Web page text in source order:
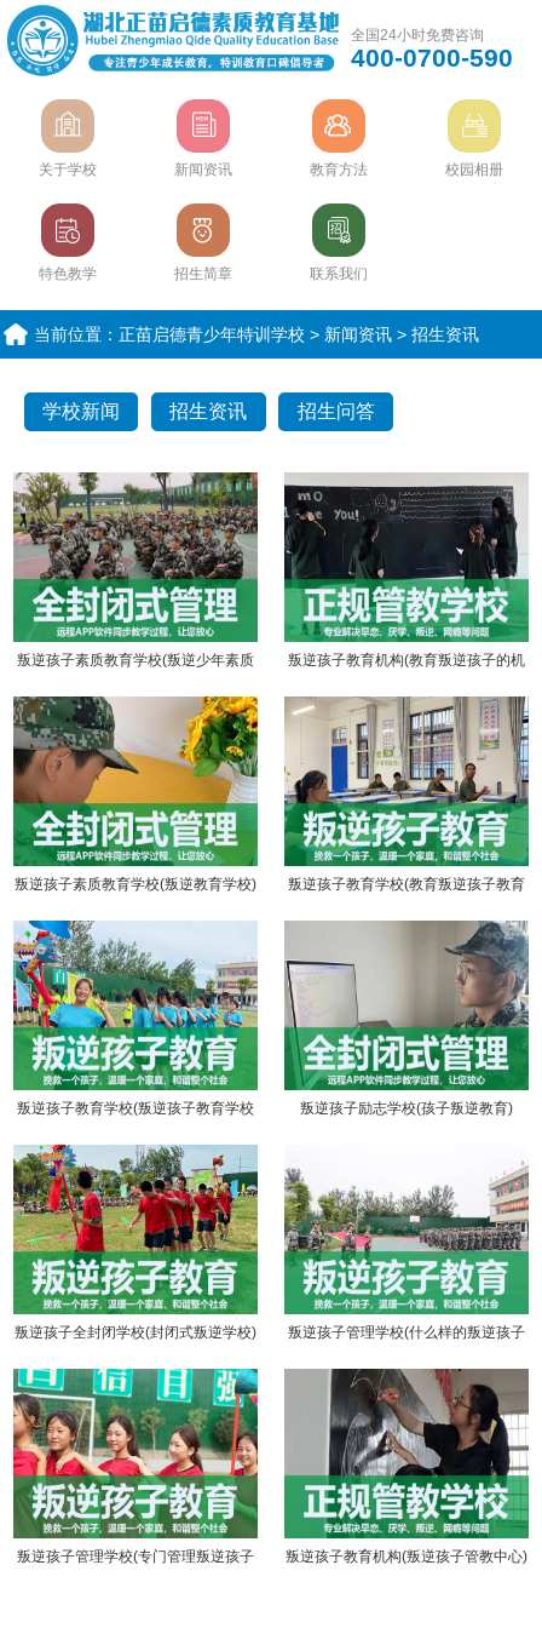
全国24小时免费咨询
400-0700-590
关于学校 新闻资讯 教育方法 校园相册
特色教学 招生简章 联系我们
当前位置： 正苗启德青少年特训学校 > 新闻资讯 > 招生资讯
学校新闻 招生资讯 招生问答
叛逆孩子素质教育学校(叛逆少年素质
教育)
叛逆孩子教育机构(教育叛逆孩子的机
构)
叛逆孩子素质教育学校(叛逆教育学校) 叛逆孩子教育学校(教育叛逆孩子教育
学校)
叛逆孩子教育学校(叛逆孩子教育学校
哪里好)
叛逆孩子励志学校(孩子叛逆教育)
叛逆孩子全封闭学校(封闭式叛逆学校) 叛逆孩子管理学校(什么样的叛逆孩子
管理学校好)
叛逆孩子管理学校(专门管理叛逆孩子 叛逆孩子教育机构(叛逆孩子管教中心)